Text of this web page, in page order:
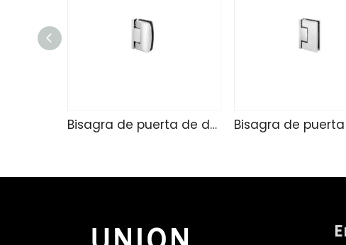
Bisagra de puerta de ducha de vidrio TD4257